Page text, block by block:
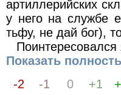
артиллерийских
у него на службе
тьфу, не дай бог),
Поинтересовался
Показать
-2
-1 0 +1